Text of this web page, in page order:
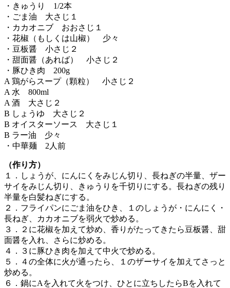
・きゅうり 1/2本
・ごま油 大さじ１
・カカオニブ おおさじ１
・花椒（もしくは山椒） 少々
・豆板醤 小さじ２
・甜面醤（あれば） 小さじ２
・豚ひき肉 200g
A 鶏がらスープ（顆粒） 小さじ２
A 水 800ml
A 酒 大さじ２
B しょうゆ 大さじ２
B オイスターソース 大さじ１
B ラー油 少々
・中華麺 2人前
（作り方）
１．しょうが、にんにくをみじん切り、長ねぎの半量、ザー
サイをみじん切り、きゅうりを千切りにする。長ねぎの残り
半量を白髪ねぎにする。
２．フライパンにごま油をひき、１のしょうが・にんにく・
長ねぎ、カカオニブを弱火で炒める。
３．２に花椒を加えて炒め、香りがたってきたら豆板醤、甜
面醤を入れ、さらに炒める。
４．３に豚ひき肉を加えて中火で炒める。
５．４の全体に火が通ったら、１のザーサイを加えてさっと
炒める。
６．鍋にAを入れて火をつけ、ひとに立ちしたらBを入れて